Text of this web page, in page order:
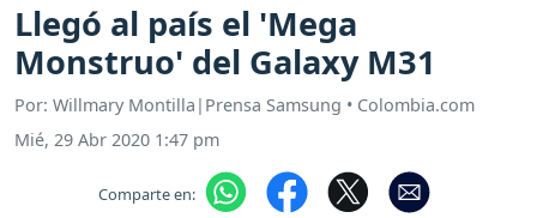
Llegó al país el 'Mega
Monstruo' del Galaxy M31
Por: Willmary Montilla|Prensa Samsung • Colombia.com
Mié, 29 Abr 2020 1:47 pm
Comparte en: